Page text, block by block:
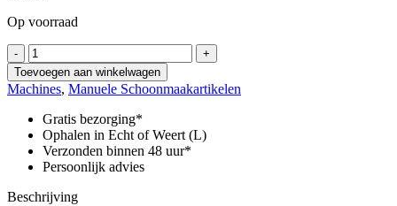
Op voorraad
-
Teleskopstange
4
x
300
cm
aantal
+
Toevoegen aan winkelwagen
Machines, Manuele Schoonmaakartikelen
Gratis bezorging*
Ophalen in Echt of Weert (L)
Verzonden binnen 48 uur*
Persoonlijk advies
Beschrijving